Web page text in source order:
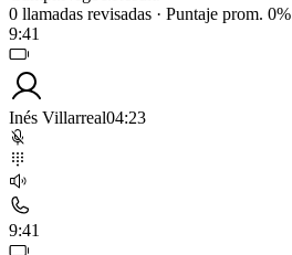
0 llamadas revisadas · Puntaje prom. 0%
9:41
Inés Villarreal04:23
9:41